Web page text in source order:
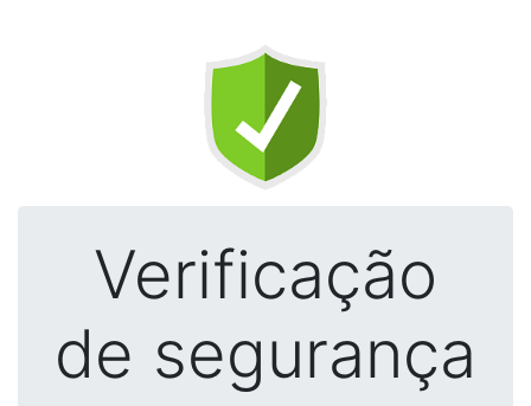
Verificação
de segurança